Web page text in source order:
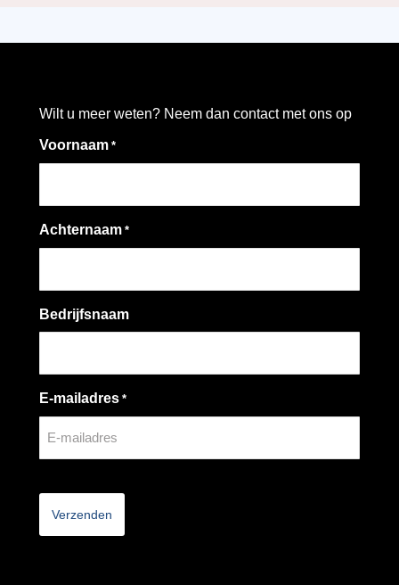
Wilt u meer weten? Neem dan contact met ons op
Voornaam *
Achternaam *
Bedrijfsnaam
E-mailadres *